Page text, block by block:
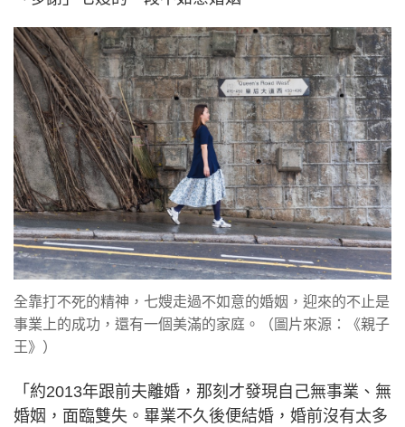
全靠打不死的精神，七嫂走過不如意的婚姻，迎來的不止是
事業上的成功，還有一個美滿的家庭。（圖片來源：《親子
王》）
「約2013年跟前夫離婚，那刻才發現自己無事業、無
婚姻，面臨雙失。畢業不久後便結婚，婚前沒有太多